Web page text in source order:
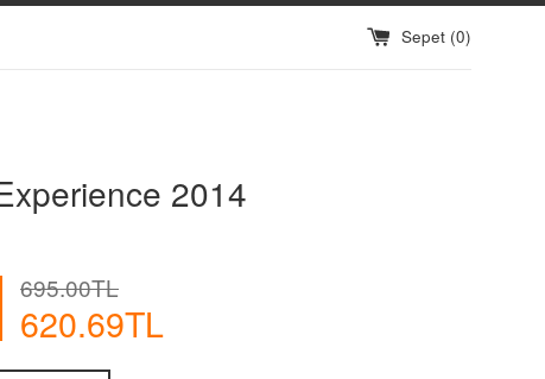
Sepet (0)
2014
Fiyatı
620.69TL
695.00TL